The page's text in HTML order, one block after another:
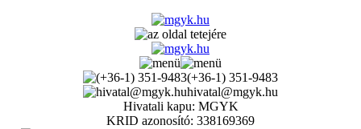
(+36-1) 351-9483
hivatal@mgyk.hu
Hivatali kapu: MGYK
KRID azonosító: 338169369